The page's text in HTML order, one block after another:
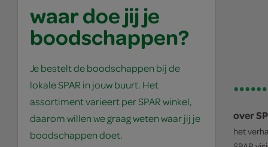
waar doe jij je
boodschappen?
Je bestelt de boodschappen bij de
lokale SPAR in jouw buurt. Het
assortiment varieert per SPAR winkel,
daarom willen we graag weten waar jij je
boodschappen doet.
over
het